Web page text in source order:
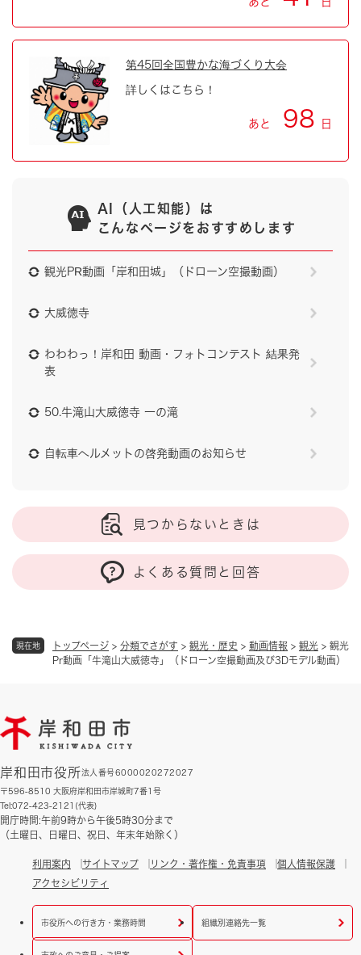
現在地 トップページ > 分類でさがす > 観光・歴史 > 動画情報 > 観光 > 観光
Pr動画「牛滝山大威徳寺」（ドローン空撮動画及び3Dモデル動画）
第45回全国豊かな海づくり大会
詳しくはこちら！
あと 98 日
AI（人工知能）は
こんなページをおすすめします
観光PR動画「岸和田城」（ドローン空撮動画）
大威徳寺
わわわっ！岸和田 動画・フォトコンテスト 結果発
表
50.牛滝山大威徳寺 一の滝
自転車ヘルメットの啓発動画のお知らせ
見つからないときは
よくある質問と回答
岸和田市役所法人番号6000020272027
〒596-8510 大阪府岸和田市岸城町7番1号
Tel:072-423-2121(代表)
開庁時間:午前9時から午後5時30分まで
（土曜日、日曜日、祝日、年末年始除く）
利用案内 サイトマップ リンク・著作権・免責事項
個人情報保護
アクセシビリティ
市役所への行き方・業務時間 組織別連絡先一覧